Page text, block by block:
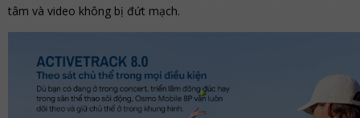
tâm và video không bị đứt mạch.